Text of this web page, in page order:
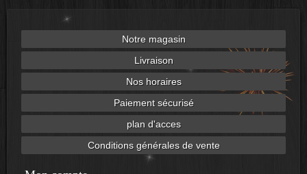
Notre magasin
Livraison
Nos horaires
Paiement sécurisé
plan d'acces
Conditions générales de vente